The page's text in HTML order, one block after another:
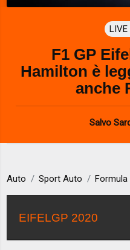
LIVE
F1 GP
Hamilton è
anche
Salvo
Auto Sport Auto Formula
EIFELGP 2020